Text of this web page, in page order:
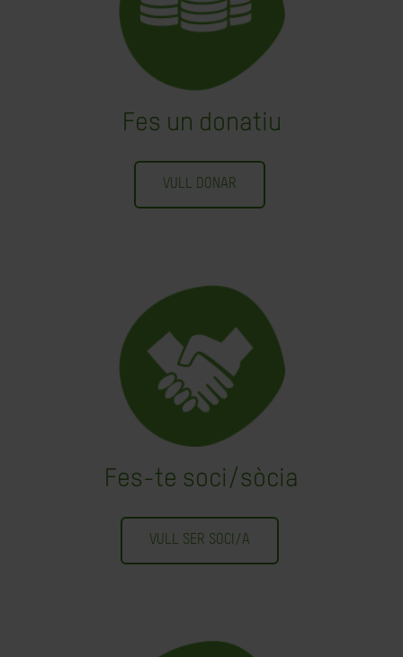
Fes un donatiu
VULL DONAR
Fes-te soci/sòcia
VULL SER SOCI/A